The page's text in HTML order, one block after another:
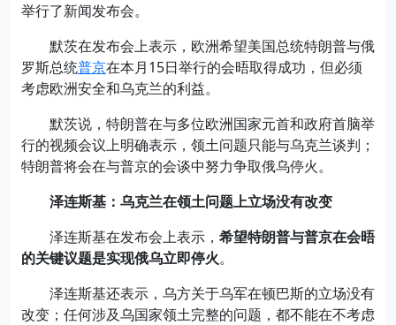
举行了新闻发布会。
默茨在发布会上表示，欧洲希望美国总统特朗普与俄
罗斯总统普京在本月15日举行的会晤取得成功，但必须
考虑欧洲安全和乌克兰的利益。
默茨说，特朗普在与多位欧洲国家元首和政府首脑举
行的视频会议上明确表示，领土问题只能与乌克兰谈判；
特朗普将会在与普京的会谈中努力争取俄乌停火。
泽连斯基：乌克兰在领土问题上立场没有改变
泽连斯基在发布会上表示， 希望特朗普与普京在会晤
的关键议题是实现俄乌立即停火。
泽连斯基还表示，乌方关于乌军在顿巴斯的立场没有
改变；任何涉及乌国家领土完整的问题，都不能在不考虑